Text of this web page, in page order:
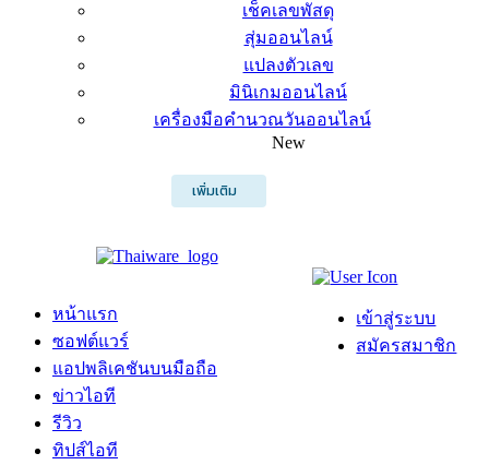
เช็คเลขพัสดุ
สุ่มออนไลน์
แปลงตัวเลข
มินิเกมออนไลน์
เครื่องมือคำนวณวันออนไลน์
New
เพิ่มเติม
เข้าสู่ระบบ
สมัครสมาชิก
หน้าแรก
ซอฟต์แวร์
แอปพลิเคชันบนมือถือ
ข่าวไอที
รีวิว
ทิปส์ไอที